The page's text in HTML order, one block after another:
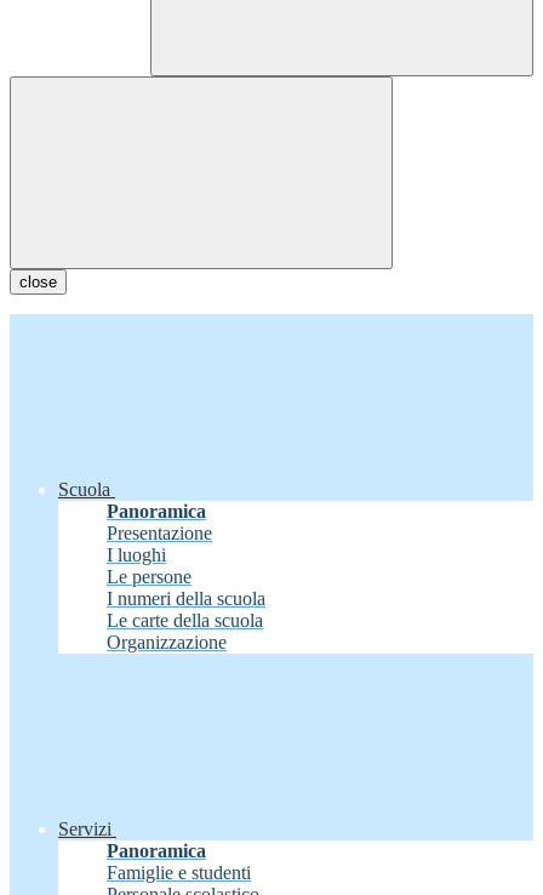
close
Scuola
Panoramica
Presentazione
I luoghi
Le persone
I numeri della scuola
Le carte della scuola
Organizzazione
Servizi
Panoramica
Famiglie e studenti